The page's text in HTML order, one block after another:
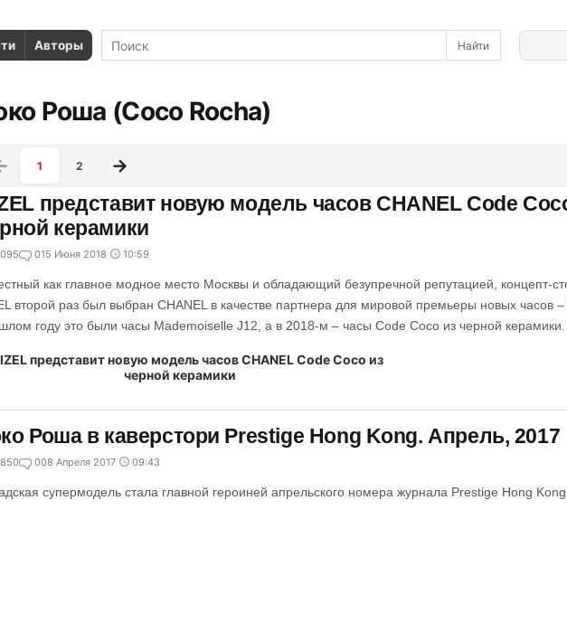
Авторы
Роша (Coco Rocha)
1 2
представит новую модель часов СHANEL Code
керамики
015 Июня 2018 10:59
как главное модное место Москвы и обладающий безупречной репутацией, концепт-
второй раз был выбран CHANEL в качестве партнера для мировой премьеры новых часов –
году это были часы Mademoiselle J12, а в 2018-м – часы Code Coco из черной керамики.
Роша в каверстори Prestige Hong Kong. Апрель, 2017
008 Апреля 2017 09:43
супермодель стала главной героиней апрельского номера журнала Prestige Hong Kong.